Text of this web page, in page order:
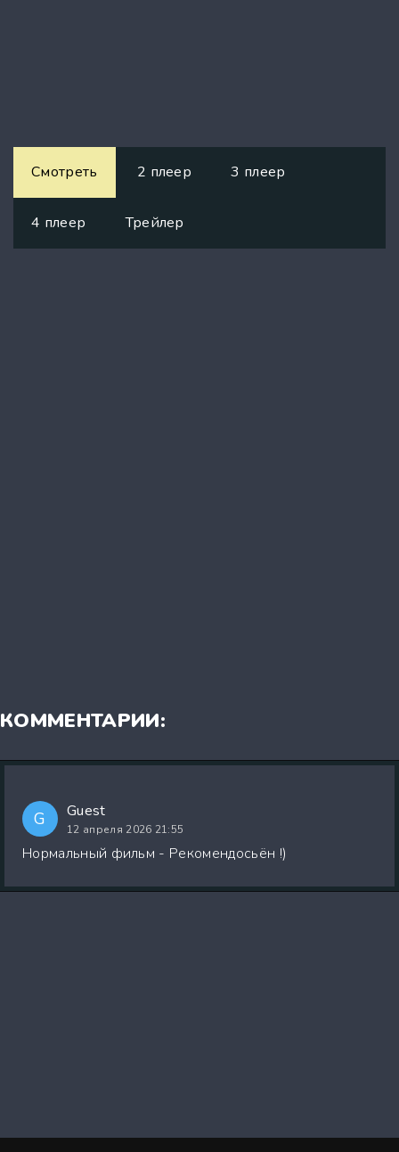
Смотреть 2 плеер 3 плеер
4 плеер Трейлер
КОММЕНТАРИИ:
G Guest
12 апреля 2026 21:55
Нормальный фильм - Рекомендосьён !)